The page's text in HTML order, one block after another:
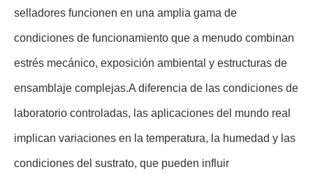
selladores funcionen en una amplia gama de
condiciones de funcionamiento que a menudo combinan
estrés mecánico, exposición ambiental y estructuras de
ensamblaje complejas.A diferencia de las condiciones de
laboratorio controladas, las aplicaciones del mundo real
implican variaciones en la temperatura, la humedad y las
condiciones del sustrato, que pueden influir